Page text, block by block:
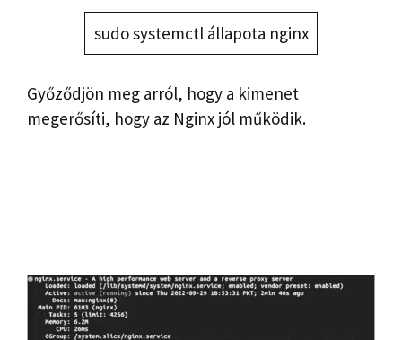
sudo systemctl állapota nginx
Győződjön meg arról, hogy a kimenet
megerősíti, hogy az Nginx jól működik.